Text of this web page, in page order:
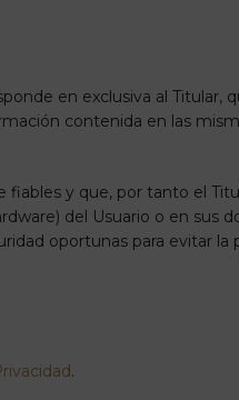
en exclusiva al Titular,
contenida en las
y que, por tanto el
del Usuario o en sus
oportunas para evitar la
.